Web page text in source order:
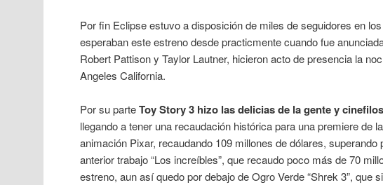
Por fin Eclipse estuvo a disposición de miles de seguidores en los
esperaban este estreno desde practicmente cuando fue
Robert Pattison y Taylor Lautner, hicieron acto de presencia la
Angeles California.
Por su parteToy Story 3 hizo las delicias de la gente y
llegando a tener una recaudación histórica para una premiere de
animación Pixar, recaudando 109 millones de dólares, superando
anterior trabajo “Los increíbles”, que recaudo poco más de 70
estreno, aun así quedo por debajo de Ogro Verde “Shrek 3”, que